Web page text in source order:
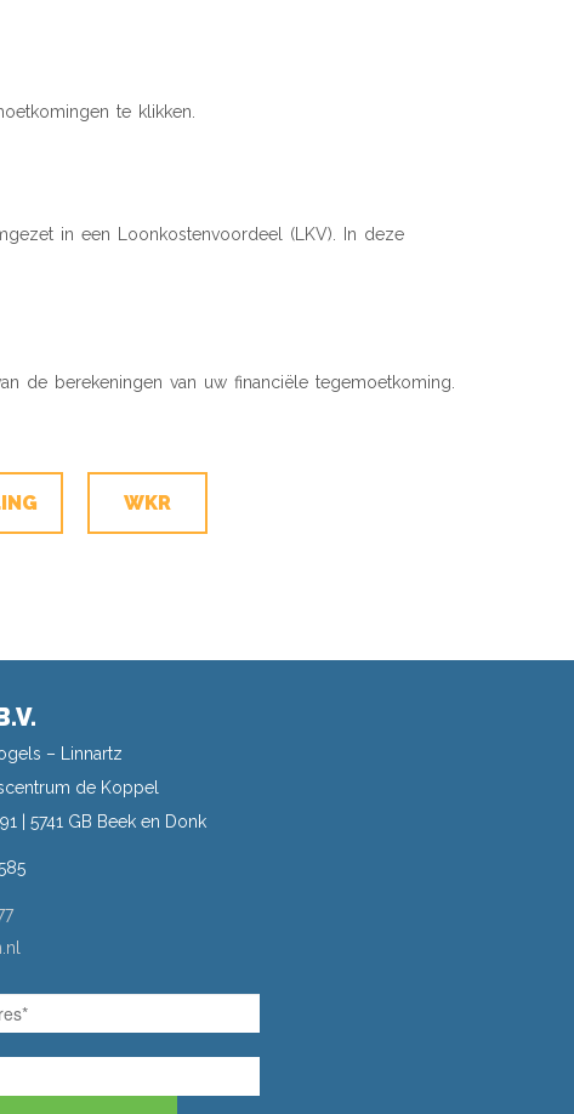
te klikken.
in een Loonkostenvoordeel (LKV). In deze
de berekeningen van uw financiële tegemoetkoming.
WKR
– Linnartz
de Koppel
| 5741 GB Beek en Donk